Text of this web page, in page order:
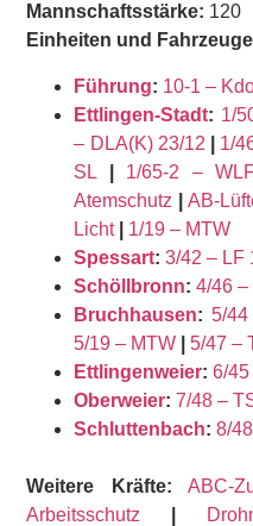
Mannschaftsstärke: 120
Einheiten und
Führung: 10-1 –
Ettlingen-Stadt: 1/
– DLA(K) 23/12
1/
SL
1/65-2 –
Atemschutz
AB-
Licht
1/19 – MTW
Spessart: 3/42 – LF
Schöllbronn: 4/46
Bruchhausen: 5/
5/19 – MTW
5/47 –
Ettlingenweier: 6/
Oberweier: 7/48 –
Schluttenbach: 8/
Weitere Kräfte: ABC-
Arbeitsschutz